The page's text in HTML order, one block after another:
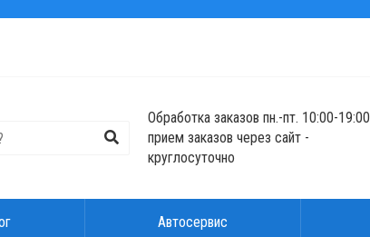
Обработка заказов пн.-пт. 10:00-19:00
прием заказов через сайт -
круглосуточно
Автосервис